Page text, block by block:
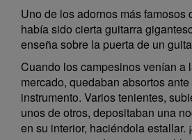
Uno de los adornos más famosos
había sido cierta guitarra
enseña sobre la puerta de un
Cuando los campesinos venían a
mercado, quedaban absortos
instrumento. Varios tenientes,
unos de otros, depositaban una
en su interior, haciéndola estallar.